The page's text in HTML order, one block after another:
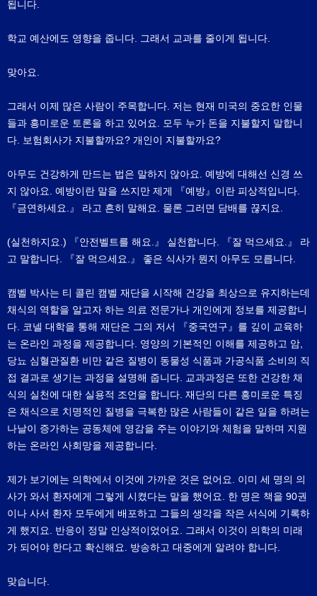
됩니다.
학교 예산에도 영향을 줍니다. 그래서 교과를 줄이게 됩니다.
맞아요.
그래서 이제 많은 사람이 주목합니다. 저는 현재 미국의 중요한 인물
들과 흥미로운 토론을 하고 있어요. 모두 누가 돈을 지불할지 말합니
다. 보험회사가 지불할까요? 개인이 지불할까요?
아무도 건강하게 만드는 법은 말하지 않아요. 예방에 대해선 신경 쓰
지 않아요. 예방이란 말을 쓰지만 제게 『예방』이란 피상적입니다.
『금연하세요.』 라고 흔히 말해요. 물론 그러면 담배를 끊지요.
(실천하지요.) 『안전벨트를 해요.』 실천합니다. 『잘 먹으세요.』 라
고 말합니다. 『잘 먹으세요.』 좋은 식사가 뭔지 아무도 모릅니다.
캠벨 박사는 티 콜린 캠벨 재단을 시작해 건강을 최상으로 유지하는데
채식의 역할을 알고자 하는 의료 전문가나 개인에게 정보를 제공합니
다. 코넬 대학을 통해 재단은 그의 저서 『중국연구』를 깊이 교육하
는 온라인 과정을 제공합니다. 영양의 기본적인 이해를 제공하고 암,
당뇨 심혈관질환 비만 같은 질병이 동물성 식품과 가공식품 소비의 직
접 결과로 생기는 과정을 설명해 줍니다. 교과과정은 또한 건강한 채
식의 실천에 대한 실용적 조언을 합니다. 재단의 다른 흥미로운 특징
은 채식으로 치명적인 질병을 극복한 많은 사람들이 같은 일을 하려는
나날이 증가하는 공동체에 영감을 주는 이야기와 체험을 말하며 지원
하는 온라인 사회망을 제공합니다.
제가 보기에는 의학에서 이것에 가까운 것은 없어요. 이미 세 명의 의
사가 와서 환자에게 그렇게 시켰다는 말을 했어요. 한 명은 책을 90권
이나 사서 환자 모두에게 배포하고 그들의 생각을 작은 서식에 기록하
게 했지요. 반응이 정말 인상적이었어요. 그래서 이것이 의학의 미래
가 되어야 한다고 확신해요. 방송하고 대중에게 알려야 합니다.
맞습니다.